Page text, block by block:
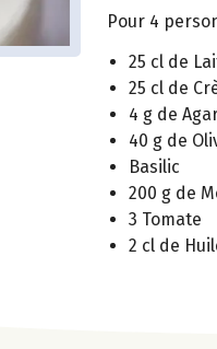
Pour 4
25 cl de
25 cl de
4 g de
40 g de
Basilic
200 g de
3 Tomate
2 cl de